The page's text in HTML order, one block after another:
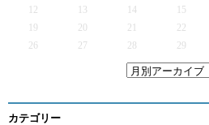
12
13 14 15
19
20 21 22
26
27 28 29
カテゴリー